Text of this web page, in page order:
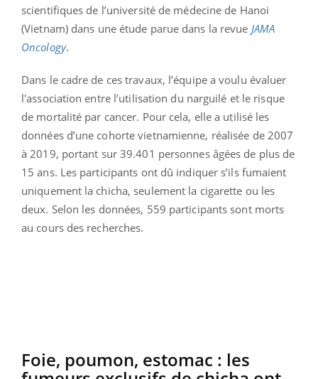
scientifiques de l’université de médecine de Hanoi
(Vietnam) dans une étude parue dans la revue JAMA
Oncology.
Dans le cadre de ces travaux, l’équipe a voulu évaluer
l'association entre l’utilisation du narguilé et le risque
de mortalité par cancer. Pour cela, elle a utilisé les
données d’une cohorte vietnamienne, réalisée de 2007
à 2019, portant sur 39.401 personnes âgées de plus de
15 ans. Les participants ont dû indiquer s’ils fumaient
uniquement la chicha, seulement la cigarette ou les
deux. Selon les données, 559 participants sont morts
au cours des recherches.
Foie, poumon, estomac : les